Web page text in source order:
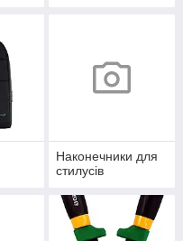
Наконечники для
стилусів